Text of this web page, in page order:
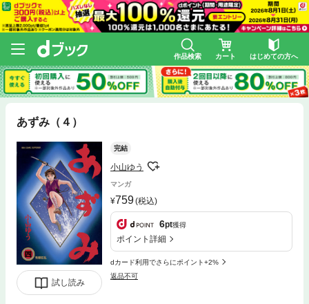
作品検索 カート はじめての方へ
あずみ（４）
試し読み
完結
小山ゆう
マンガ
759(税込)
6pt獲得
ポイント詳細
dカード利用でさらにポイント+2%
返品不可